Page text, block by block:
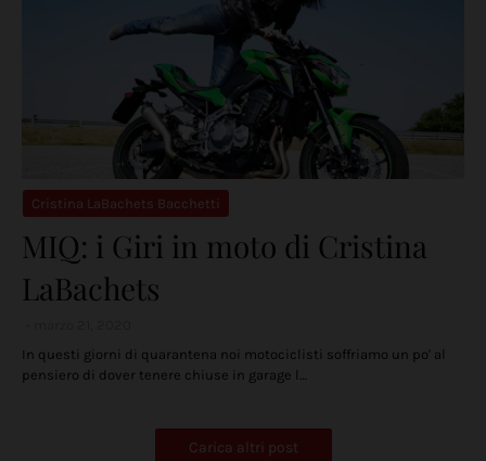
Cristina LaBachets Bacchetti
MIQ: i Giri in moto di Cristina
LaBachets
In questi giorni di quarantena noi motociclisti soffriamo un po' al
pensiero di dover tenere chiuse in garage l…
Carica altri post